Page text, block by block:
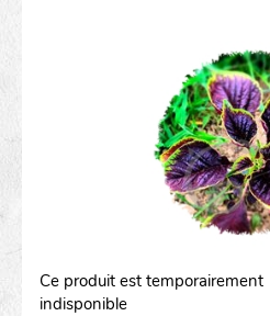
Ce produit est temporairement
indisponible